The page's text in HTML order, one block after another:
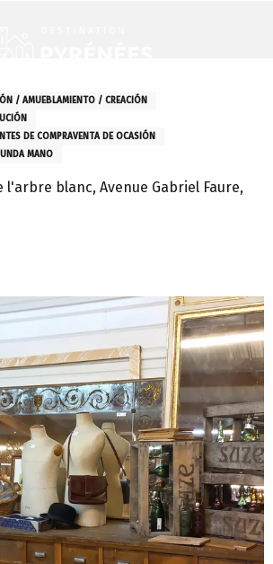
/ AMUEBLAMIENTO / CREACIÓN
DE COMPRAVENTA DE OCASIÓN
MANO
blanc, Avenue Gabriel Faure,